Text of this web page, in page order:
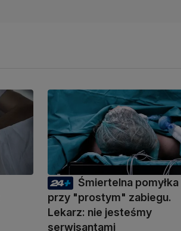
Śmiertelna pomyłka
przy "prostym" zabiegu.
Lekarz: nie jesteśmy
serwisantami